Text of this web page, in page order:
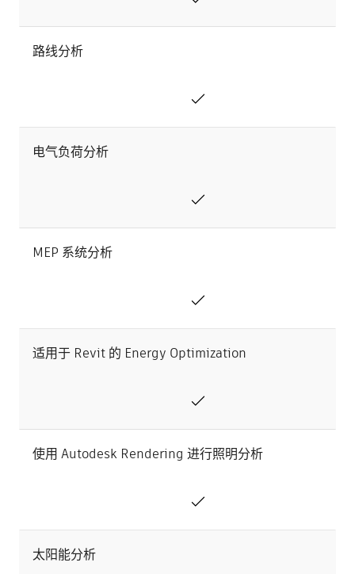
路线分析
电气负荷分析
MEP 系统分析
适用于 Revit 的 Energy Optimization
使用 Autodesk Rendering 进行照明分析
太阳能分析